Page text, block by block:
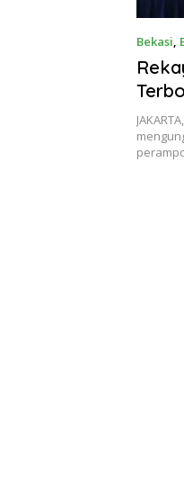
Bekasi,